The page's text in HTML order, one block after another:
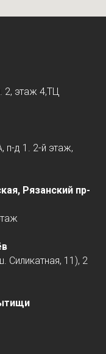
2, этаж 4,ТЦ
п-д 1. 2-й этаж,
, Рязанский пр-
Силикатная, 11), 2